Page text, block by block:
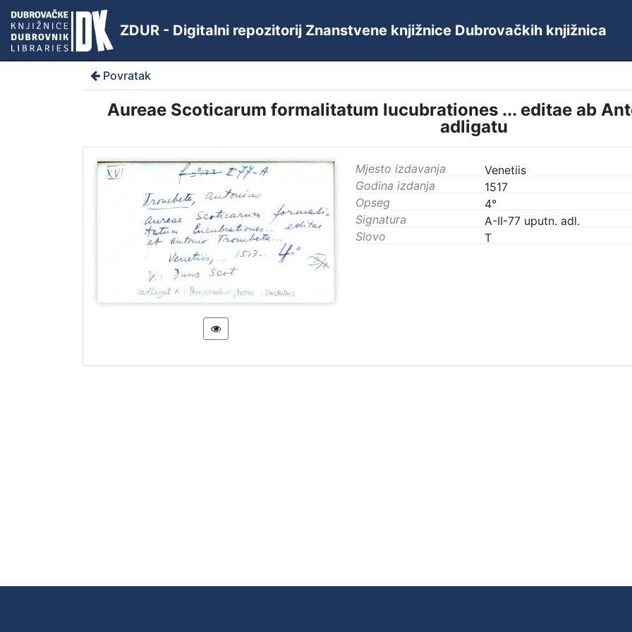
ZDUR - Digitalni repozitorij Znanstvene knjižnice Dubrovačkih knjižnica
Povratak
Aureae Scoticarum formalitatum lucubrationes ... editae ab
adligatu
Mjesto izdavanja
Venetiis
Godina izdanja
1517
Opseg
4°
Signatura
A-II-77 uputn. adl.
Slovo
T